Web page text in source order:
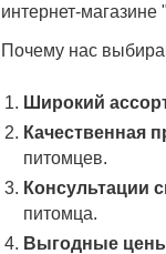
интернет-
Почему нас
Широкий
Качественная
питомцев.
Консультации
питомца.
Выгодные